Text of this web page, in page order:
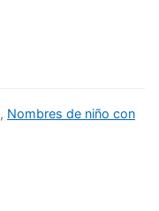
, Nombres de niño con